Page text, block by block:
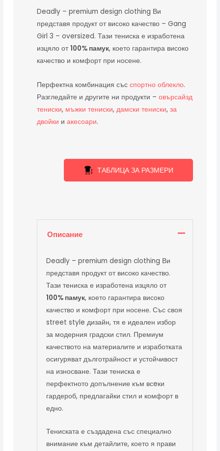
Deadly – premium design clothing Ви
представя продукт от високо качество – Gang
Girl 3 – oversized. Тази тениска е изработена
изцяло от100% памук, което гарантира високо
качество и комфорт при носене.
Перфектна комбинация съсспортно облекло.
Разгледайте и другите ни продукти –овърсайзд
тениски, мъжки тениски,дамски тениски,за
двойки иакесоари.
ТАБЛИЦА ЗА РАЗМЕРИ
Описание
Deadly – premium design clothing Ви
представя продукт от високо качество.
Тази тениска е изработена изцяло от
100% памук, което гарантира високо
качество и комфорт при носене. Със своя
street style дизайн, тя е идеален избор
за модерния градски стил. Премиум
качеството на материалите и изработката
осигуряват дълготрайност и устойчивост
на износване. Тази тениска е
перфектното допълнение към всeки
гардероб, предлагайки стил и комфорт в
едно.
Тениската е създадена със специално
внимание към детайлите, което я прави